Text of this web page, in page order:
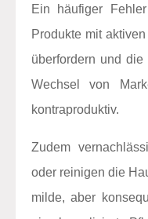
Ein häufiger
Produkte mit
überfordern und
Wechsel von
kontraproduktiv.
Zudem
oder reinigen die
milde, aber